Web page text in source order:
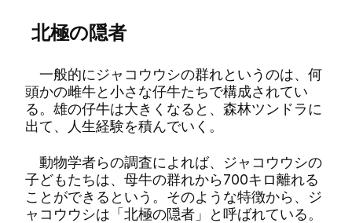
北極の隠者
一般的にジャコウウシの群れというのは、何
頭かの雌牛と小さな仔牛たちで構成されてい
る。雄の仔牛は大きくなると、森林ツンドラに
出て、人生経験を積んでいく。
動物学者らの調査によれば、ジャコウウシの
子どもたちは、母牛の群れから700キロ離れる
ことができるという。そのような特徴から、ジ
ャコウウシは「北極の隠者」と呼ばれている。